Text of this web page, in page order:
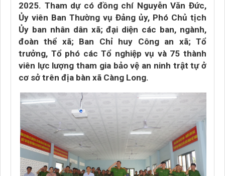
2025. Tham dự có đồng chí Nguyễn Văn Đức,
Ủy viên Ban Thường vụ Đảng ủy, Phó Chủ tịch
Ủy ban nhân dân xã; đại diện các ban, ngành,
đoàn thể xã; Ban Chỉ huy Công an xã; Tổ
trưởng, Tổ phó các Tổ nghiệp vụ và 75 thành
viên lực lượng tham gia bảo vệ an ninh trật tự ở
cơ sở trên địa bàn xã Càng Long.